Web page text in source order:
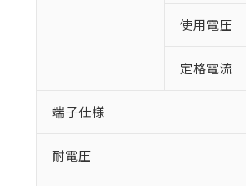
使用電圧
定格電流
端子仕様
耐電圧